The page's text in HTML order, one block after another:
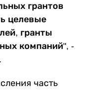
грантов
целевые
гранты
компаний", -
часть